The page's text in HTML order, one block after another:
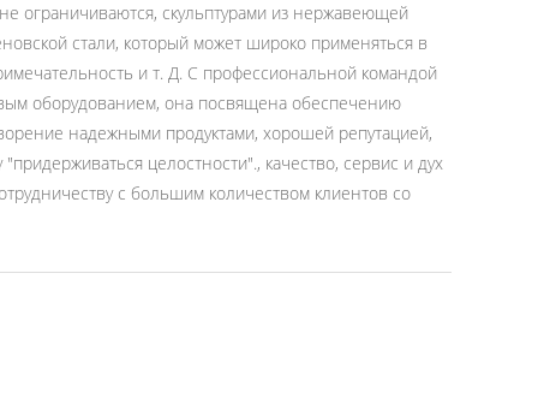
ограничиваются, скульптурами из нержавеющей
стали, который может широко применяться в
и т. Д. С профессиональной командой
оборудованием, она посвящена обеспечению
надежными продуктами, хорошей репутацией,
целостности"., качество, сервис и дух
с большим количеством клиентов со